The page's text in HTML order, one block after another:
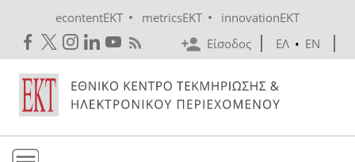
econtentEKT • metricsEKT •
innovationEKT
Είσοδος
ΕΛ • EN